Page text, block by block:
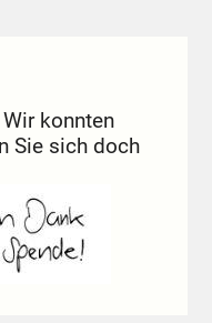
konnten
Sie sich doch